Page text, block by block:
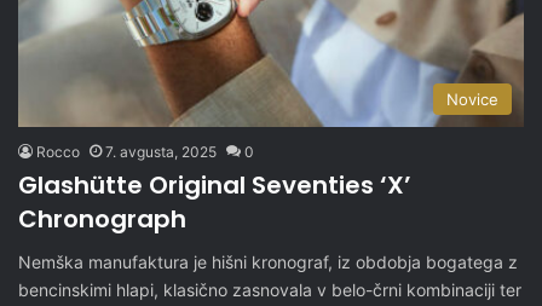
Novice
Rocco 7. avgusta, 2025 0
Glashütte Original Seventies ‘X’
Chronograph
Nemška manufaktura je hišni kronograf, iz obdobja bogatega z
bencinskimi hlapi, klasično zasnovala v belo-črni kombinaciji ter